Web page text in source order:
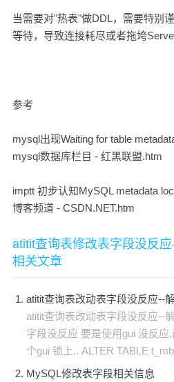
当需要对"热表"做DDL，需要特别
等待，导致连接耗尽或者拖垮
参考
mysql出现Waiting for table
mysql数据库栏目 - 红黑联盟.htm
imptt 初步认知MySQL metadata
博客频道 - CSDN.NET.htm
atitit查询表修改表字段没反
相关文章
atitit查询表改动表字段没反应--
atitit查询表改动表字段没反应--
字段没反应 要是使用gui 没反
个gui 锁上.. ALTER TABLE
MySQL修改表字段相关信息